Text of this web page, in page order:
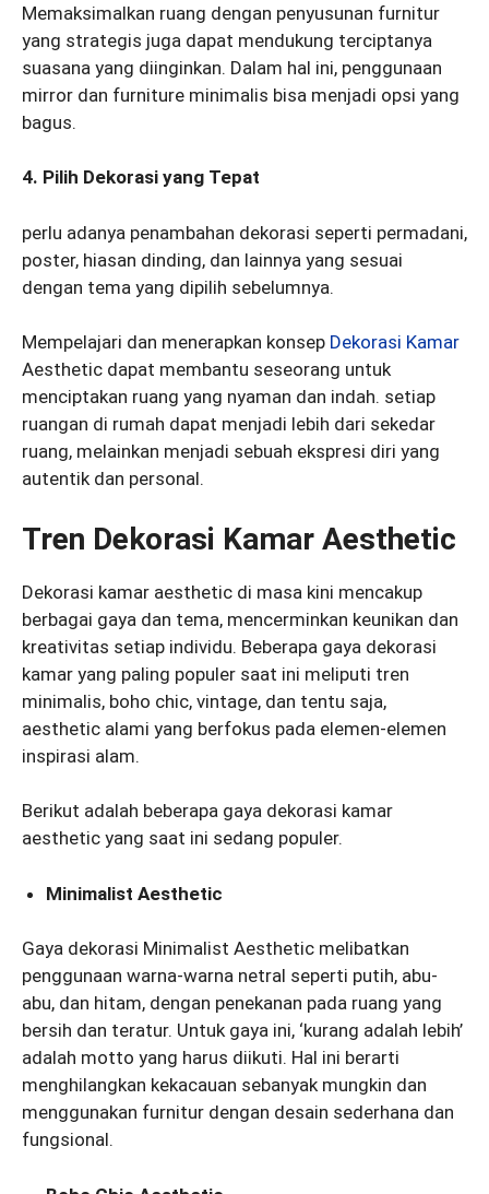
Memaksimalkan ruang dengan penyusunan furnitur
yang strategis juga dapat mendukung terciptanya
suasana yang diinginkan. Dalam hal ini, penggunaan
mirror dan furniture minimalis bisa menjadi opsi yang
bagus.
4. Pilih Dekorasi yang Tepat
perlu adanya penambahan dekorasi seperti permadani,
poster, hiasan dinding, dan lainnya yang sesuai
dengan tema yang dipilih sebelumnya.
Mempelajari dan menerapkan konsep Dekorasi Kamar
Aesthetic dapat membantu seseorang untuk
menciptakan ruang yang nyaman dan indah. setiap
ruangan di rumah dapat menjadi lebih dari sekedar
ruang, melainkan menjadi sebuah ekspresi diri yang
autentik dan personal.
Tren Dekorasi Kamar Aesthetic
Dekorasi kamar aesthetic di masa kini mencakup
berbagai gaya dan tema, mencerminkan keunikan dan
kreativitas setiap individu. Beberapa gaya dekorasi
kamar yang paling populer saat ini meliputi tren
minimalis, boho chic, vintage, dan tentu saja,
aesthetic alami yang berfokus pada elemen-elemen
inspirasi alam.
Berikut adalah beberapa gaya dekorasi kamar
aesthetic yang saat ini sedang populer.
Minimalist Aesthetic
Gaya dekorasi Minimalist Aesthetic melibatkan
penggunaan warna-warna netral seperti putih, abu-
abu, dan hitam, dengan penekanan pada ruang yang
bersih dan teratur. Untuk gaya ini, ‘kurang adalah lebih’
adalah motto yang harus diikuti. Hal ini berarti
menghilangkan kekacauan sebanyak mungkin dan
menggunakan furnitur dengan desain sederhana dan
fungsional.